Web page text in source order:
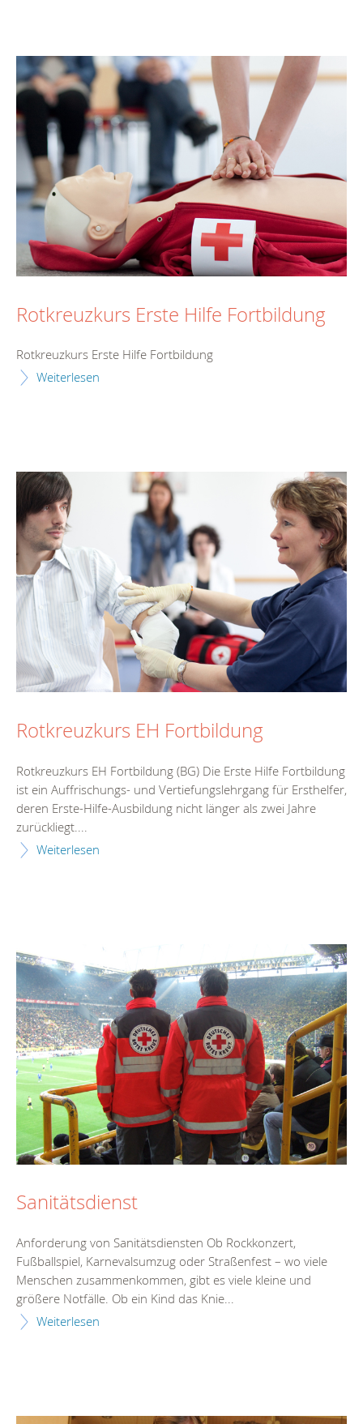
Rotkreuzkurs Erste Hilfe Fortbildung
Rotkreuzkurs Erste Hilfe Fortbildung
Weiterlesen
Rotkreuzkurs EH Fortbildung
Rotkreuzkurs EH Fortbildung (BG) Die Erste Hilfe Fortbildung
ist ein Auffrischungs- und Vertiefungslehrgang für Ersthelfer,
deren Erste-Hilfe-Ausbildung nicht länger als zwei Jahre
zurückliegt....
Weiterlesen
Sanitätsdienst
Anforderung von Sanitätsdiensten Ob Rockkonzert,
Fußballspiel, Karnevalsumzug oder Straßenfest – wo viele
Menschen zusammenkommen, gibt es viele kleine und
größere Notfälle. Ob ein Kind das Knie...
Weiterlesen